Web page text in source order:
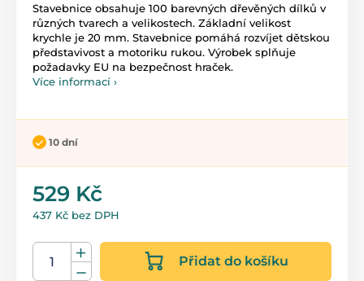
Stavebnice obsahuje 100 barevných dřevěných dílků v
různých tvarech a velikostech. Základní velikost
krychle je 20 mm. Stavebnice pomáhá rozvíjet dětskou
představivost a motoriku rukou. Výrobek splňuje
požadavky EU na bezpečnost hraček.
Více informací ›
10 dní
529 Kč
437 Kč bez DPH
Přidat do košíku